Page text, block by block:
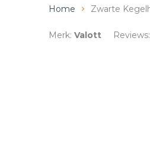
Home Zwarte
Merk: Valott Reviews: